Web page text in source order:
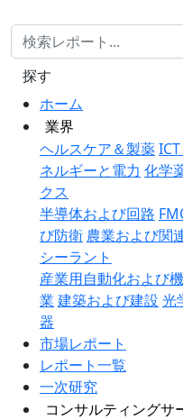
ホーム
業界
ヘルスケア＆製薬
ネルギーと電力 化学
クス
半導体および回路
び防衛 農業および関
シーラント
産業用自動化および
業 建築および建設 光
器
市場レポート
レポート一覧
一次研究
コンサルティングサ
探す